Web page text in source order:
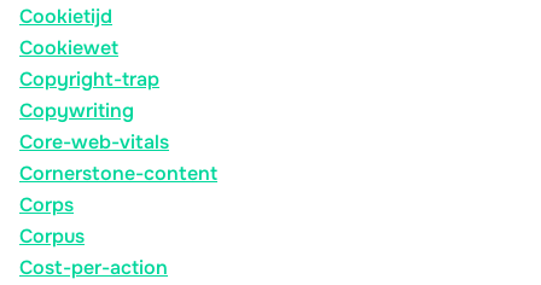
Cookietijd
Cookiewet
Copyright-trap
Copywriting
Core-web-vitals
Cornerstone-content
Corps
Corpus
Cost-per-action